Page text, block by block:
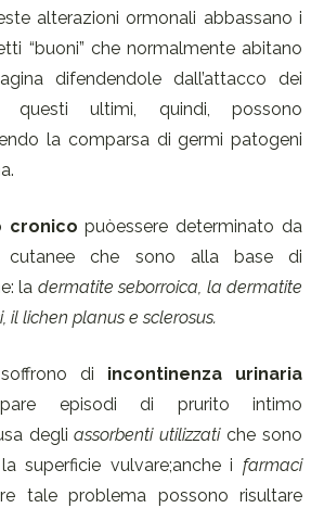
alterazioni ormonali abbassano i
“buoni” che normalmente abitano
difendendole dall’attacco dei
questi ultimi, quindi, possono
la comparsa di germi patogeni
cronico puòessere determinato da
cutanee che sono alla base di
la dermatite seborroica, la dermatite
il lichen planus e sclerosus.
di incontinenza urinaria
episodi di prurito intimo
degliassorbenti utilizzatiche sono
superficie vulvare;anche i farmaci
tale problema possono risultare